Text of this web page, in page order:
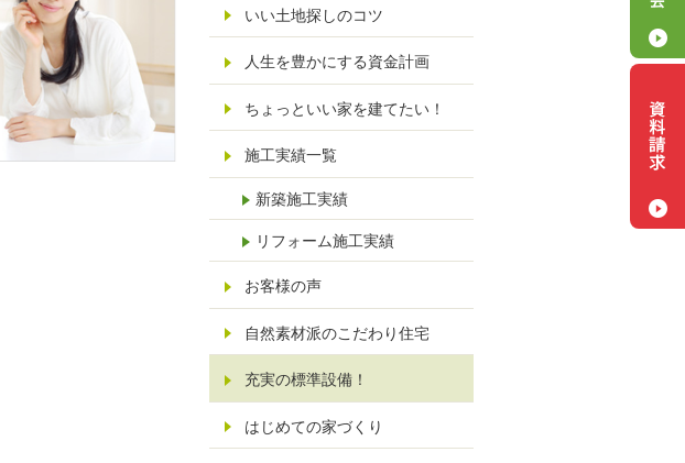
いい土地探しのコツ
人生を豊かにする資金計画
ちょっといい家を建てたい！
施工実績一覧
新築施工実績
リフォーム施工実績
お客様の声
自然素材派のこだわり住宅
充実の標準設備！
はじめての家づくり